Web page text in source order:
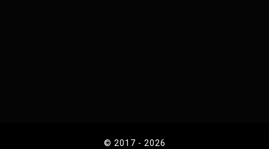
© 2017 - 2026